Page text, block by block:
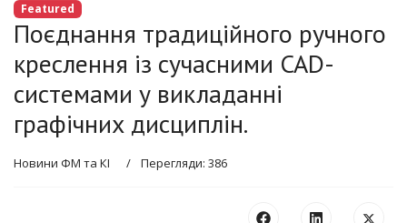
Featured
Поєднання традиційного ручного
креслення із сучасними CAD-
системами у викладанні
графічних дисциплін.
Новини ФМ та КІ Перегляди: 386